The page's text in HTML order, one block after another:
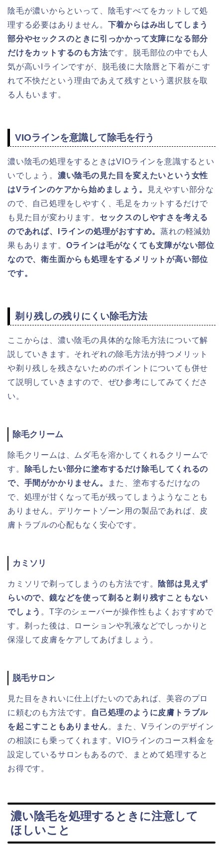
陰毛が濃いからといって、陰毛すべてをカットして処
理する必要はありません。 下着からはみ出してしまう
部分やセックスのときに引っかかって支障になる部分
だけをカットするのも方法です。脱毛部位の中でも人
気が高いIラインですが、脱毛後に大陰唇と下着がこす
れて不快だという理由であえて残すという選択肢を取
る人もいます。
VIOラインを意識して除毛を行う
濃い陰毛の処理をするときはVIOラインを意識するとい
いでしょう。 濃い陰毛の見た目を変えたいという女性
はVラインのケアから始めましょう。
見えやすい部分な
ので、自己処理をしやすく、毛足をカットするだけで
も見た目が変わります。 セックスのしやすさを考える
のであれば、Iラインの処理がおすすめ。蒸れの軽減効
果もあります。 Oラインは毛がなくても支障がない部位
なので、衛生面からも処理をするメリットが高い部位
です。
剃り残しの残りにくい除毛方法
ここからは、濃い陰毛の具体的な除毛方法について解
説していきます。それぞれの除毛方法が持つメリット
や剃り残しを残さないためのポイントについても併せ
て説明していきますので、ぜひ参考にしてみてくださ
い。
除毛クリーム
除毛クリームは、ムダ毛を溶かしてくれるクリームで
す。
除毛したい部分に塗布するだけ除毛してくれるの
で、手間がかかりません。
また、塗布するだけなの
で、処理が甘くなって毛が残ってしまうようなことも
ありません。デリケートゾーン用の製品であれば、皮
膚トラブルの心配もなく安心です。
カミソリ
カミソリで剃ってしまうのも方法です。 陰部は見えず
らいので、鏡などを使って剃ると剃り残すこともない
でしょう 。T字のシェーバーが操作性もよくおすすめで
す。剃った後は、ローションや乳液などでしっかりと
保湿して皮膚をケアしてあげましょう。
脱毛サロン
見た目をきれいに仕上げたいのであれば、美容のプロ
に頼むのも方法です。
自己処理のように皮膚トラブル
を起こすこともありません。また、Vラインのデザイン
の相談にも乗ってくれます。VIOラインのコース料金を
設定しているサロンもあるので、まとめて処理すると
お得です。
濃い陰毛を処理するときに注意して
ほしいこと